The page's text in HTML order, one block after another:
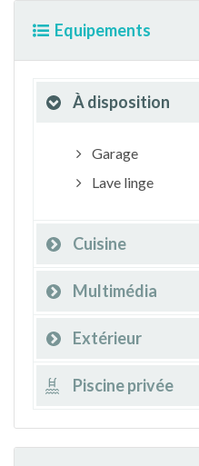
Equipements
À disposition
Garage
Lave linge
Cuisine
Multimédia
Extérieur
Piscine privée